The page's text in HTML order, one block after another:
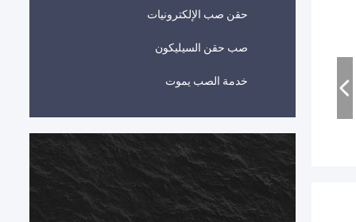
حقن صب الإلكترونيات
صب حقن السيليكون
خدمة الصب يموت